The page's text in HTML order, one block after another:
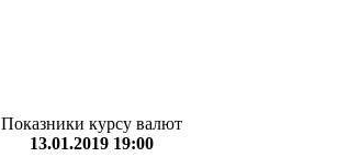
Показники курсу валют
13.01.2019 19:00